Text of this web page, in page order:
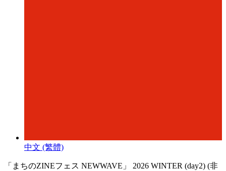
中文 (繁體)
「​まちのZINEフェス NEWWAVE」 2026 WINTER (day2) (非